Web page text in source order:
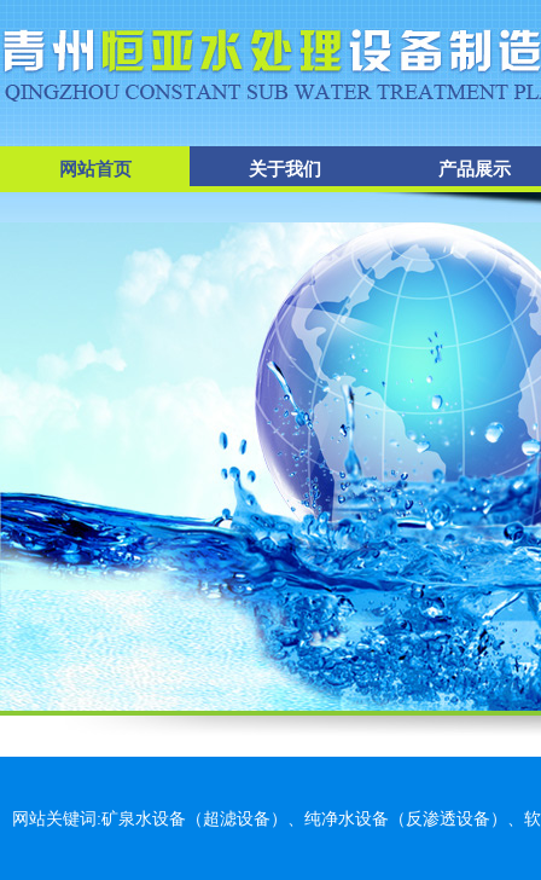
网站首页 关于我们 产品展示
网站关键词:矿泉水设备（超滤设备）、纯净水设备（反渗透设备）、
70吨/小时超滤设